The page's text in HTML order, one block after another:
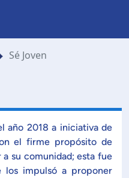
Sé Joven
año 2018 a iniciativa de
el firme propósito de
su comunidad; esta fue
los impulsó a proponer